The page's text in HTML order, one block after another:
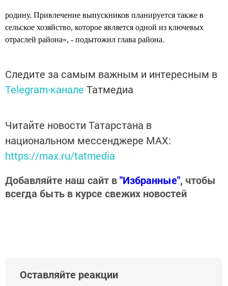
родину. Привлечение выпускников планируется также в
сельское хозяйство, которое является одной из ключевых
отраслей района», - подытожил глава района.
Следите за самым важным и интересным в
Telegram-канале Татмедиа
Читайте новости Татарстана в
национальном мессенджере MАХ:
https://max.ru/tatmedia
Добавляйте наш сайт в"Избранные", чтобы
всегда быть в курсе свежих новостей
Оставляйте реакции